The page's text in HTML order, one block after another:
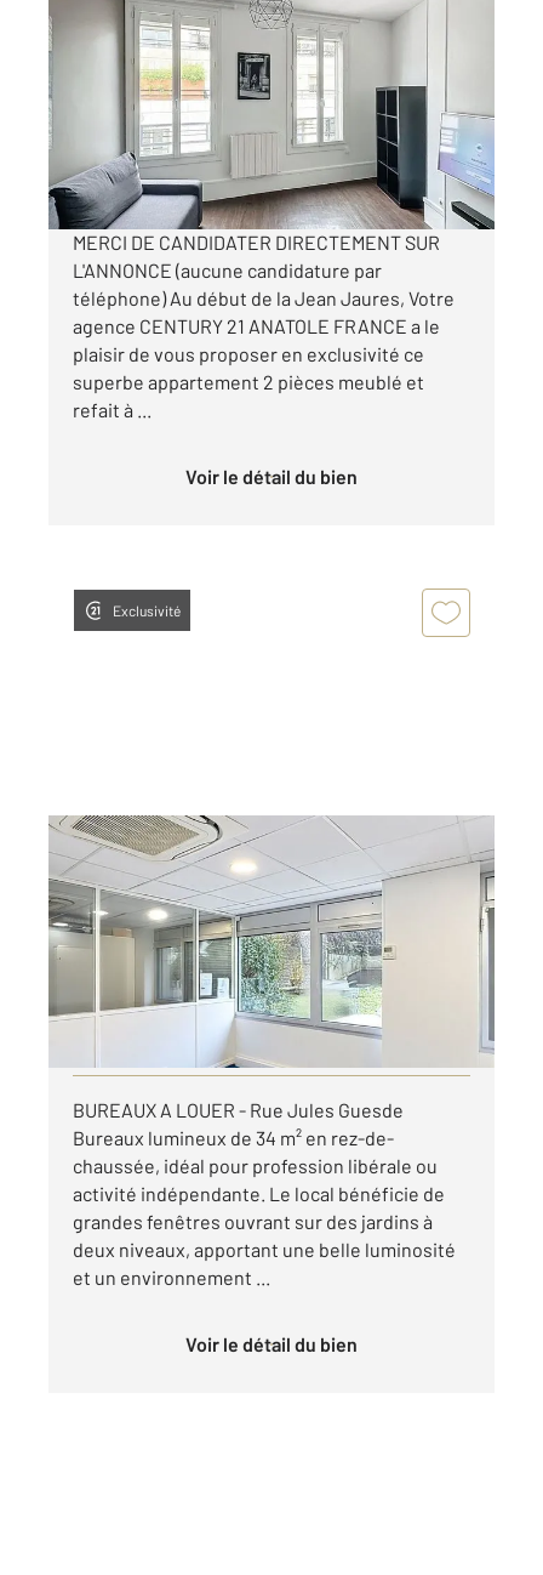
LEVALLOIS PERRET 92
32 m2
, 2 pièces
Ref : 3183
Appartement F2 à louer
1 600 €
par mois charges comprises
MERCI DE CANDIDATER DIRECTEMENT SUR
L'ANNONCE (aucune candidature par
téléphone) Au début de la Jean Jaures, Votre
agence CENTURY 21 ANATOLE FRANCE a le
plaisir de vous proposer en exclusivité ce
superbe appartement 2 pièces meublé et
refait à ...
Voir le détail du bien
Exclusivité
LEVALLOIS PERRET 92
34 m 2, 2 pièces
Ref : 2916
Appartement F2 à louer
1 400 €
par mois charges comprises
Visiter le site dédié
BUREAUX A LOUER - Rue Jules Guesde
Bureaux lumineux de 34 m² en rez-de-
chaussée, idéal pour profession libérale ou
activité indépendante. Le local bénéficie de
grandes fenêtres ouvrant sur des jardins à
deux niveaux, apportant une belle luminosité
et un environnement ...
Voir le détail du bien